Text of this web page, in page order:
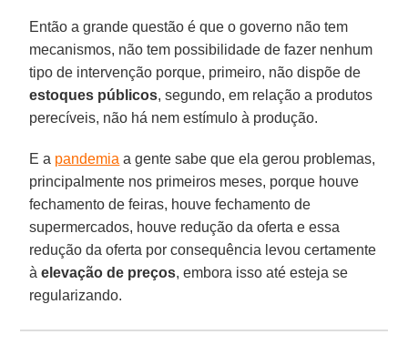
Então a grande questão é que o governo não tem
mecanismos, não tem possibilidade de fazer nenhum
tipo de intervenção porque, primeiro, não dispõe de
estoques públicos, segundo, em relação a produtos
perecíveis, não há nem estímulo à produção.
E a pandemia a gente sabe que ela gerou problemas,
principalmente nos primeiros meses, porque houve
fechamento de feiras, houve fechamento de
supermercados, houve redução da oferta e essa
redução da oferta por consequência levou certamente
àelevação de preços, embora isso até esteja se
regularizando.